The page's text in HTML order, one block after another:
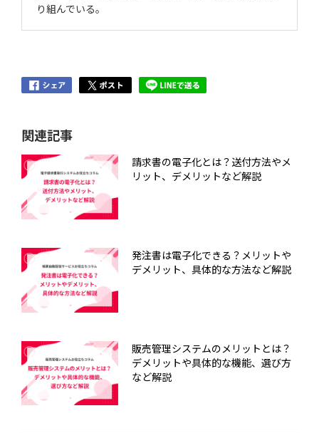
り組んでいる。
関連記事
請求書の電子化とは？送付方法やメ
リット、デメリットなど解説
発注書は電子化できる？メリットや
デメリット、具体的な方法など解説
販売管理システムのメリットとは？
デメリットや具体的な機能、選び方
など解説